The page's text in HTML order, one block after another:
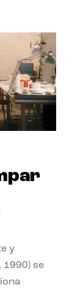
y
1990) se